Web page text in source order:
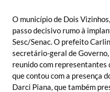
O município de Dois
passo decisivo rumo à
Sesc/Senac. O prefeito
secretário-geral de
reunido com
que contou com a presença
Darci Piana, que também